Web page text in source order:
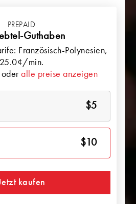
PREPAID
Guthaben
Französisch-Polynesien,
25.0¢/min.
oderalle preise anzeigen
$5
$10
kaufen